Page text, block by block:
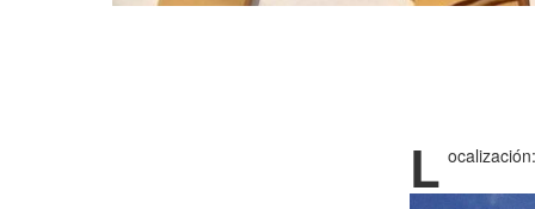
L